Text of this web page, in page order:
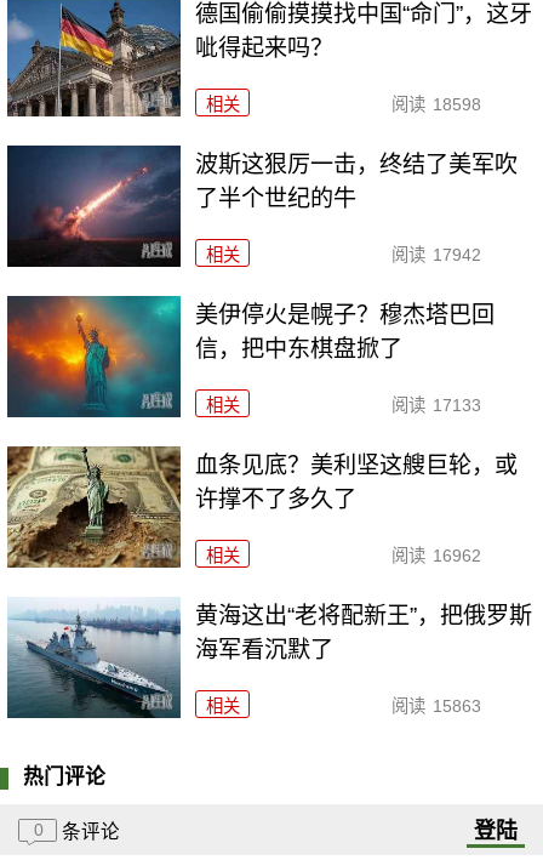
德国偷偷摸摸找中国“命门”，这牙
呲得起来吗？
相关 阅读 18598
波斯这狠厉一击，终结了美军吹
了半个世纪的牛
相关 阅读 17942
美伊停火是幌子？穆杰塔巴回
信，把中东棋盘掀了
相关 阅读 17133
血条见底？美利坚这艘巨轮，或
许撑不了多久了
相关 阅读 16962
黄海这出“老将配新王”，把俄罗斯
海军看沉默了
相关 阅读 15863
热门评论
0 条评论 登陆